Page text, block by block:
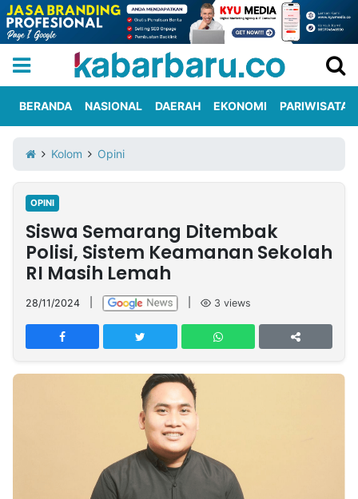
Iklan
Berita
Kami
Nasional
International
Olahraga
Entertainment
Daerah
Pariwisata
Kuliner
Kolom
Network
PT
TREETAN
INDONESIA
Dinamikapost.com
BERANDA NASIONAL DAERAH EKONOMI PARIWISATA
Kolom Opini
OPINI
Siswa Semarang Ditembak
Polisi, Sistem Keamanan Sekolah
RI Masih Lemah
28/11/2024 3 views